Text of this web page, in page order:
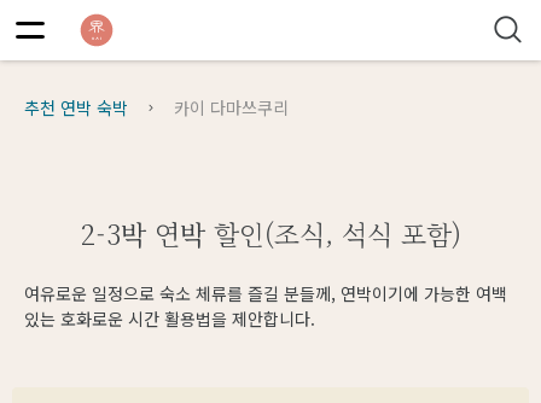
추천 연박 숙박 카이 다마쓰쿠리
2-3박 연박 할인(조식, 석식 포함)
여유로운 일정으로 숙소 체류를 즐길 분들께, 연박이기에 가능한 여백
있는 호화로운 시간 활용법을 제안합니다.